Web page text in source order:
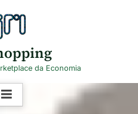
da Economia